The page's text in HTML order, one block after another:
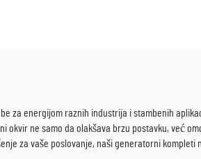
za energijom raznih industrija i stambenih
ne samo da olakšava brzu postavku, već
za vaše poslovanje, naši generatorni